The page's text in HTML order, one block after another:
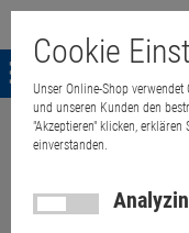
Menü
Weiter einkaufen
Cookie
Unser Online-Shop
und unseren Kunden den
"Akzeptieren" klicken,
einverstanden.